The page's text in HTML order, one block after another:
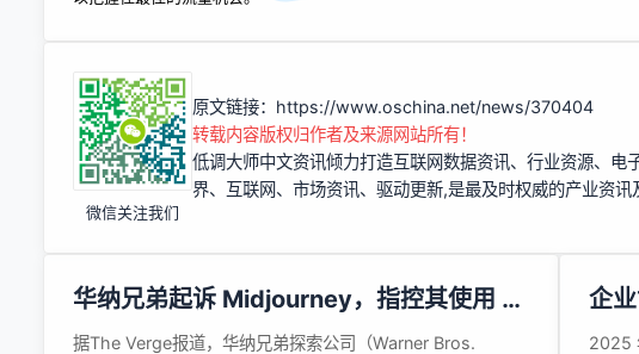
微信关注我们
原文链接： https://www.oschina.net/news/370404
转载内容版权归作者及来源网站所有！
低调大师中文资讯倾力打造互联网数据资讯、行业资源、
界、互联网、市场资讯、驱动更新,是最及时权威的产业资讯
华纳兄弟起诉 Midjourney，指控其使用 AI
生成大量版权角色图像
据The Verge报道，华纳兄弟探索公司（Warner Bros.
企
收
2025